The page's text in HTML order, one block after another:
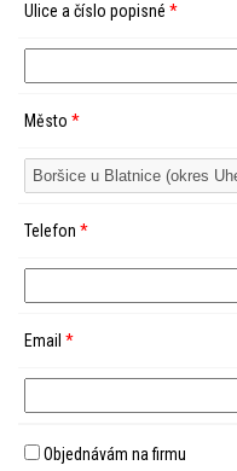
Ulice a číslo popisné *
Město *
Telefon *
Email *
Objednávám na firmu